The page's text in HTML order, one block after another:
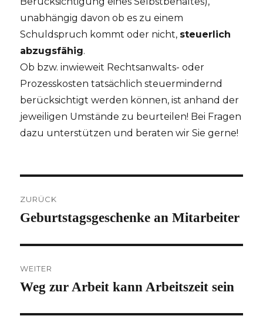
unabhängig davon ob es zu einem
Schuldspruch kommt oder nicht, steuerlich
abzugsfähig.
Ob bzw. inwieweit Rechtsanwalts- oder
Prozesskosten tatsächlich steuermindernd
berücksichtigt werden können, ist anhand der
jeweiligen Umstände zu beurteilen! Bei Fragen
dazu unterstützen und beraten wir Sie gerne!
ZURÜCK
Vorheriger
Geburtstagsgeschenke an Mitarbeiter
WEITER
Nächster
Weg zur Arbeit kann Arbeitszeit sein